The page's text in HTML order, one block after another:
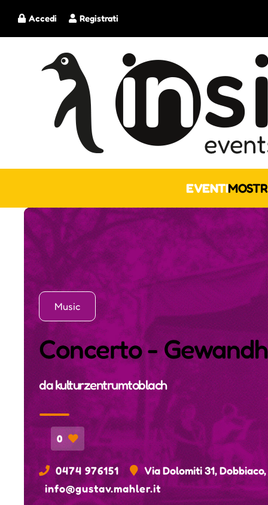
Registrati
Accedi
EVENTI
Music
Concerto -
dakulturzentrumtoblach
0
0474 976151
Via Dolomiti 31,
info@gustav.mahler.it